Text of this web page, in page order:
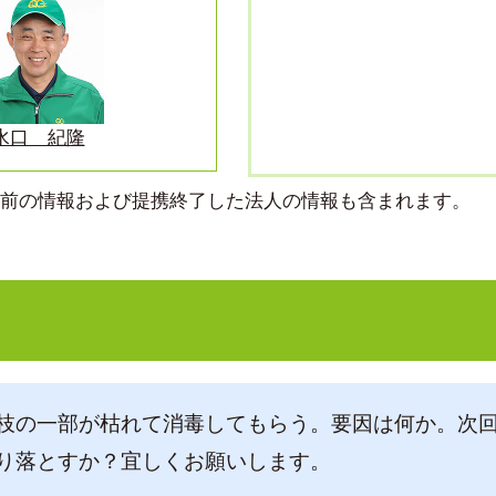
口 紀隆
の情報および提携終了した法人の情報も含まれます。
の一部が枯れて消毒してもらう。要因は何か。次
落とすか？宜しくお願いします。